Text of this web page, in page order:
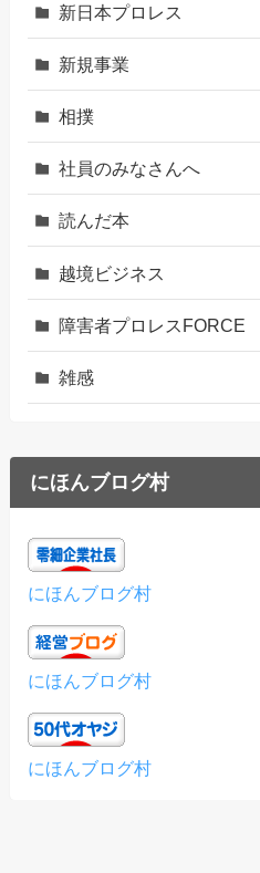
新日本プロレス
新規事業
相撲
社員のみなさんへ
読んだ本
越境ビジネス
障害者プロレスFORCE
雑感
にほんブログ村
にほんブログ村
にほんブログ村
にほんブログ村